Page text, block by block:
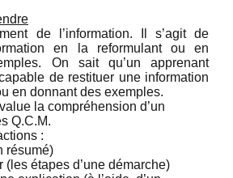
de l’information. Il s’agit de
en la reformulant ou en
On sait qu’un apprenant
de restituer une information
en donnant des exemples.
la compréhension d’un
Q.C.M.
:
résumé)
(les étapes d’une démarche)